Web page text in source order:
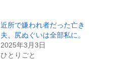
近所で嫌われ者だった亡き
夫、尻ぬぐいは全部私に。
2025年3月3日
ひとりごと